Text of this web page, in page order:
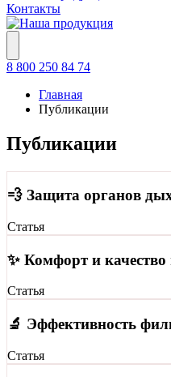
Контакты
8 800 250 84 74
Главная
Публикации
Публикации
💨 Защита органов
Статья
✨ Комфорт и
Статья
🔬 Эффективность
Статья